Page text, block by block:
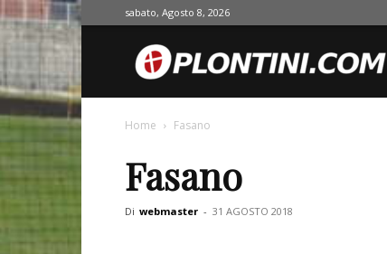
sabato, Agosto 8, 2026
Home Fasano
Fasano
Di webmaster - 31 AGOSTO 2018